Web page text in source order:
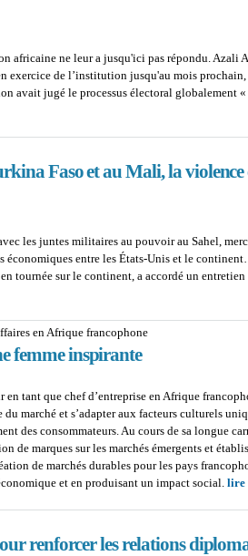
africaine ne leur a jusqu'ici pas répondu. Azali
exercice de l’institution jusqu'au mois prochain,
avait jugé le processus électoral globalement
Faso et au Mali, la violence
les juntes militaires au pouvoir au Sahel,
économiques entre les États-Unis et le
tournée sur le continent, a accordé un
en Afrique francophone
femme inspirante
en tant que chef d’entreprise en Afrique
du marché et s’adapter aux facteurs culturels
des consommateurs. Au cours de sa longue
de marques sur les marchés émergents et
de marchés durables pour les pays
et en produisant un impact social. lire
renforcer les relations